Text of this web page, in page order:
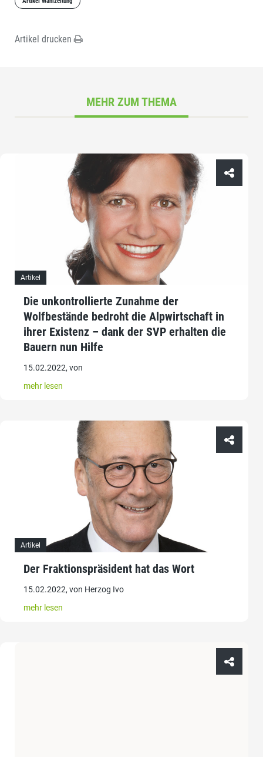
Artikel drucken
MEHR ZUM THEMA
Artikel
Die unkontrollierte Zunahme der
Wolfbestände bedroht die Alpwirtschaft in
ihrer Existenz – dank der SVP erhalten die
Bauern nun Hilfe
15.02.2022, von
mehr lesen
Artikel
Der Fraktionspräsident hat das Wort
15.02.2022, von Herzog Ivo
mehr lesen